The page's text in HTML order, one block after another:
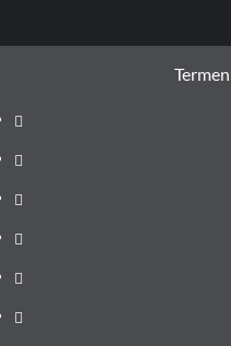
Prima
pagină
Știri
de
ultima
Administrație
locală
Actualitate
Justiție
Cultura